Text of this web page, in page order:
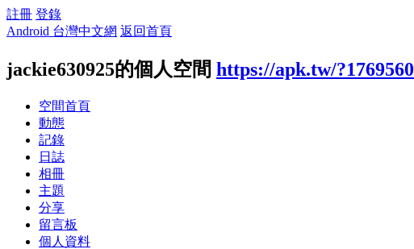
註冊 登錄
Android 台灣中文網 返回首頁
jackie630925的個人空間 https://apk.tw/?1769560
空間首頁
動態
記錄
日誌
相冊
主題
分享
留言板
個人資料